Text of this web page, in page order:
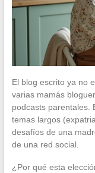
El blog escrito ya no
varias mamás
podcasts parentales.
temas largos
desafíos de una
de una red social.
¿Por qué esta